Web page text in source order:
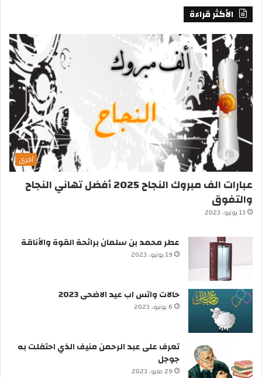
الأكثر قراءة
أخرى
عبارات الف مبروك النجاح 2025 أفضل تهاني النجاح
والتفوق
13 يونيو، 2023
عطر محمد بن سلمان برائحة القوة والأناقة
19 يونيو، 2023
حالات واتس اب عيد الاضحى 2023
6 يونيو، 2023
تعرف على عبد الرحمن منيف الذي احتفلت به
جوجل
29 مايو، 2023